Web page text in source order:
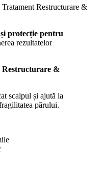
Restructurare &
protecție pentru
rezultatelor
Restructurare &
scalpul și ajută la
părului.